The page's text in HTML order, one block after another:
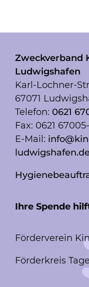
Zweckverband
Ludwigshafen
Karl-Lochner-
67071
Telefon: 0621
Fax: 0621
E-Mail:
Ihre Spende
Förderverein
Förderkreis